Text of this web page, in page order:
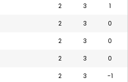
2 3 1
2 3 0
2 3 0
2 3 0
2 3 -1